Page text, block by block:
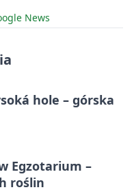
News
hole – górska
Egzotarium –
roślin